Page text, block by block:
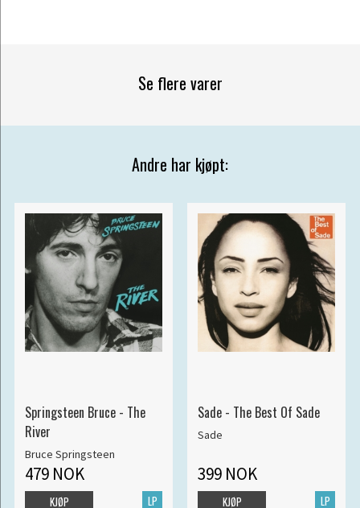
Se flere varer
Andre har kjøpt:
Springsteen Bruce - The
River
Bruce Springsteen
479 NOK
LP
KJØP
Sade - The Best Of Sade
Sade
399 NOK
LP
KJØP